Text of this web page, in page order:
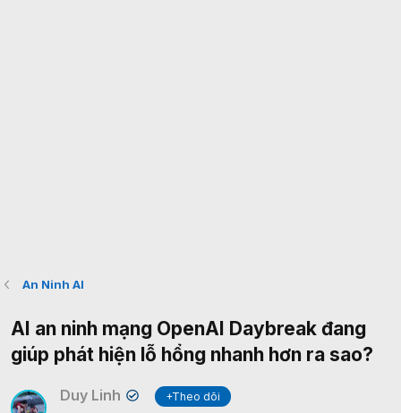
An Ninh AI
AI an ninh mạng OpenAI Daybreak đang
giúp phát hiện lỗ hổng nhanh hơn ra sao?
Duy Linh ✔
+Theo dõi